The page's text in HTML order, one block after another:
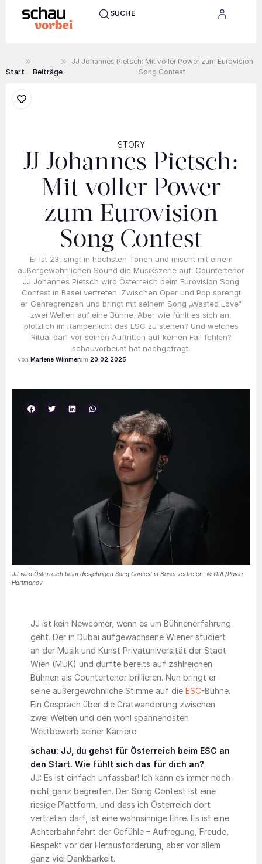
SUCHE
Start Beiträge
JJ Johannes Pietsch: Mit voller Power zum Eurovision
Song Contest
STORY
JJ Johannes Pietsch:
Mit voller Power
zum Eurovision
Song Contest
Er ist 23, singt in höchsten Tönen und mischt mit einem
außergewöhnlichen Sound die Musikszene auf: Countertenor
JJ Johannes Pietsch wird Österreich beim Eurovision Song
Contest in Basel vertreten. Zwischen Oper und Pop sprengt
er Genregrenzen und bringt mit seinem Song „Wasted Love“
zwei Welten auf eine Bühne. Aber wie fühlt es sich an,
plötzlich im Rampenlicht des ESC zu stehen? Und welches
Ritual darf vor seinen Auftritten auf keinen Fall fehlen?
schauvorbei.at hat nachgefragt.
Marlene Wimmer 20.02.2025
JJ wird Österreich beim diesjährigen Song Contest in Basel vertreten. © ORF/Pavla
Hartmanov
JJ ist kein Newcomer, wenn es um Bühnenerfahrung
geht. Der in Dubai aufgewachsene Wiener studiert
an der Musik und Kunst Privatuniversität der Stadt
Wien (MUK) und durfte bereits auf zahlreichen
Bühnen als Countertenor brillieren. Nun bringt er
seine außergewöhnliche Stimme auf die ESC-Bühne.
Ein Gespräch über die Gratwanderung zwischen
zwei Welten und den wohl spannendsten
Wettbewerb seiner Karriere.
schau: JJ, du gehst für Österreich beim ESC an
den Start. Wie fühlt sich das für dich an?
JJ: Es ist einfach unfassbar! Ich kann es immer noch
nicht ganz begreifen. Der Song Contest ist eine
riesige Plattform, und dass ich Österreich dort
vertreten darf, ist eine wahnsinnige Ehre. Es ist eine
Achterbahnfahrt der Gefühle – Aufregung, Freude,
Respekt vor der Herausforderung, aber vor allem
ganz viel Dankbarkeit.